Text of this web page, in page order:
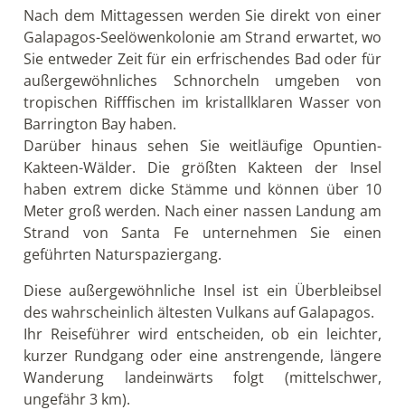
Nach dem Mittagessen werden Sie direkt von einer
Galapagos-Seelöwenkolonie am Strand erwartet, wo
Sie entweder Zeit für ein erfrischendes Bad oder für
außergewöhnliches Schnorcheln umgeben von
tropischen Rifffischen im kristallklaren Wasser von
Barrington Bay haben.
Darüber hinaus sehen Sie weitläufige Opuntien-
Kakteen-Wälder. Die größten Kakteen der Insel
haben extrem dicke Stämme und können über 10
Meter groß werden. Nach einer nassen Landung am
Strand von Santa Fe unternehmen Sie einen
geführten Naturspaziergang.
Diese außergewöhnliche Insel ist ein Überbleibsel
des wahrscheinlich ältesten Vulkans auf Galapagos.
Ihr Reiseführer wird entscheiden, ob ein leichter,
kurzer Rundgang oder eine anstrengende, längere
Wanderung landeinwärts folgt (mittelschwer,
ungefähr 3 km).